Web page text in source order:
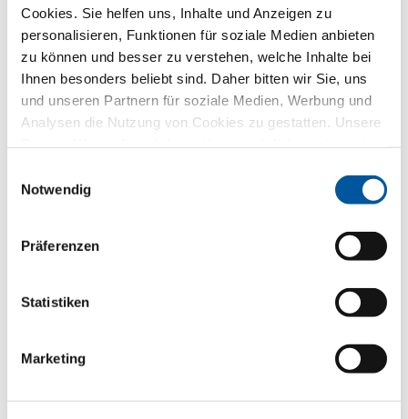
Cookies. Sie helfen uns, Inhalte und Anzeigen zu
personalisieren, Funktionen für soziale Medien anbieten
zu können und besser zu verstehen, welche Inhalte bei
Ihnen besonders beliebt sind. Daher bitten wir Sie, uns
und unseren Partnern für soziale Medien, Werbung und
Analysen die Nutzung von Cookies zu gestatten. Unsere
haben oder die sie im Rahmen Ihrer Nutzung der Dienste
Notwendig
Präferenzen
Statistiken
Marketing
Fenster
Haustüren
Glaswände
Neu-/Umbau
Ihre Mitteilung